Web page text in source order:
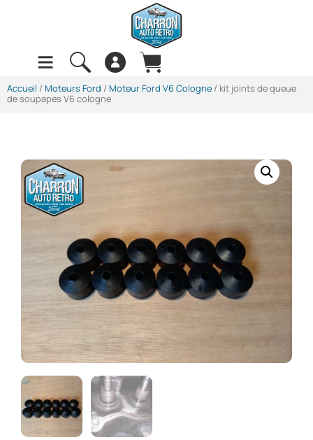
Accueil / Moteurs Ford / Moteur Ford V6 Cologne / kit joints de queue
de soupapes V6 cologne